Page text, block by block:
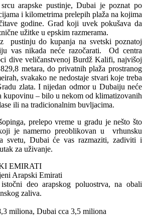
arapske pustinje, Dubai je poznat po
i kilometrima prelepih plaža na kojima
godine. Grad koji uvek pokušava da
užitke u epskim razmerama.
pustinju do kupanja na svetski poznatoj
vas nikada neće razočarati. Od centra
dive veličanstvenoj Burdž Kalifi, najvišoj
metara, do privatnih plaža prostranog
svakako ne nedostaje stvari koje treba
zlata. I nijedan odmor u Dubaiju neće
kupovinu – bilo u nekom od klimatizovanih
ili na tradicionalnim buvljacima.
prelepo vreme u gradu je nešto što
je namerno preoblikovan u vrhunsku
svetu, Dubai će vas razmaziti, zadiviti i
za uživanje.
EMIRATI
Arapski Emirati
deo arapskog poluostrva, na obali
zaliva.
miliona, Dubai cca 3,5 miliona